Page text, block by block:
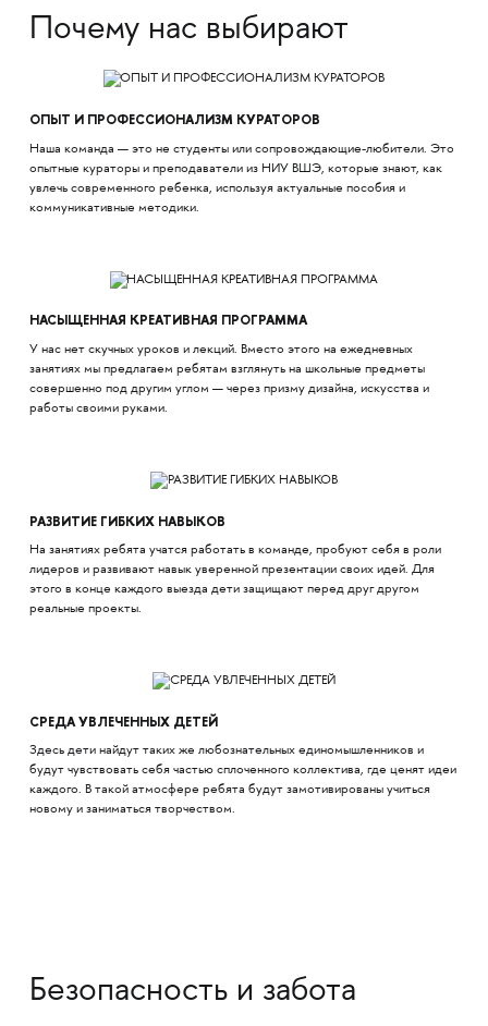
Почему нас выбирают
ОПЫТ И ПРОФЕССИОНАЛИЗМ КУРАТОРОВ
Наша команда — это не студенты или сопровождающие-любители. Это
опытные кураторы и преподаватели из НИУ ВШЭ, которые знают, как
увлечь современного ребенка, используя актуальные пособия и
коммуникативные методики.
НАСЫЩЕННАЯ КРЕАТИВНАЯ ПРОГРАММА
У нас нет скучных уроков и лекций. Вместо этого на ежедневных
занятиях мы предлагаем ребятам взглянуть на школьные предметы
совершенно под другим углом — через призму дизайна, искусства и
работы своими руками.
РАЗВИТИЕ ГИБКИХ НАВЫКОВ
На занятиях ребята учатся работать в команде, пробуют себя в роли
лидеров и развивают навык уверенной презентации своих идей. Для
этого в конце каждого выезда дети защищают перед друг другом
реальные проекты.
СРЕДА УВЛЕЧЕННЫХ ДЕТЕЙ
Здесь дети найдут таких же любознательных единомышленников и
будут чувствовать себя частью сплоченного коллектива, где ценят идеи
каждого. В такой атмосфере ребята будут замотивированы учиться
новому и заниматься творчеством.
Безопасность и забота